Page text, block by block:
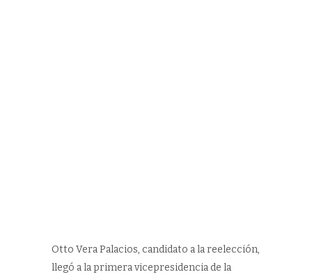
Otto Vera Palacios, candidato a la reelección,
llegó a la primera vicepresidencia de la